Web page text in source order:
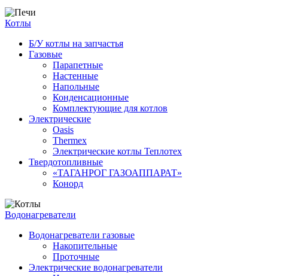
Котлы
Б/У котлы на запчастья
Газовые
Парапетные
Настенные
Напольные
Конденсационные
Комплектующие для котлов
Электрические
Oasis
Thermex
Электрические котлы Теплотех
Твердотопливные
«ТАГАНРОГ ГАЗОАППАРАТ»
Конорд
Водонагреватели
Водонагреватели газовые
Накопительные
Проточные
Электрические водонагреватели